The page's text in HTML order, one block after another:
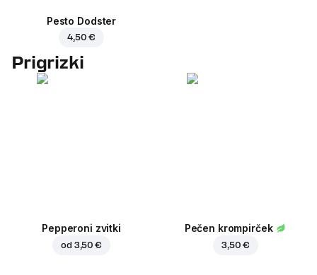
Pesto Dodster
4,50 €
Prigrizki
Pepperoni zvitki
od 3,50 €
Pečen krompirček
3,50 €